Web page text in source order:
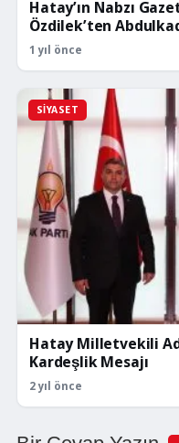
Hatay’ın Nabzı
Özdilek’ten
1 yıl önce
SIYASET
Hatay Milletvekili
Kardeşlik Mesajı
2 yıl önce